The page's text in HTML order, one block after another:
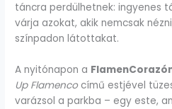
táncra perdülhetnek: ingyenes
várja azokat, akik nemcsak
színpadon látottakat.
A nyitónapon a
Up Flamencocímű estjével
varázsol a parkba – egy este,